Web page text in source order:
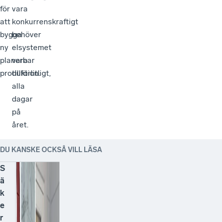
för
att
bygga
ny
planerbar
produktion.
vara
konkurrenskraftigt
behöver
elsystemet
vara
tillförlitligt,
alla
dagar
på
året.
DU KANSKE OCKSÅ VILL LÄSA
S
ä
k
e
r